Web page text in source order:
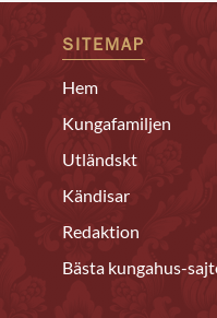
SITEMAP
Hem
Kungafamiljen
Utländskt
Kändisar
Redaktion
Bästa kungahus-